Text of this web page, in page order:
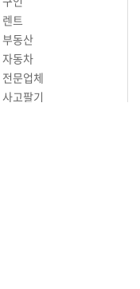
HelloKtown
구인
렌트
부동산
자동차